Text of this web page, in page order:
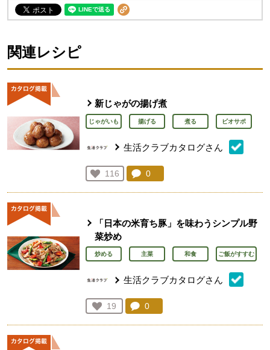
関連レシピ
新じゃがの揚げ煮
じゃがいも 揚げる 煮る ビオサポ
生活クラブカタログさん
お気に入り登録：
116
人が登録
コメント：
0
「日本の米育ち豚」を味わうシンプル野
菜炒め
炒める 主菜 和食 ご飯がすすむ
生活クラブカタログさん
お気に入り登録：
19
人が登録
コメント：
0